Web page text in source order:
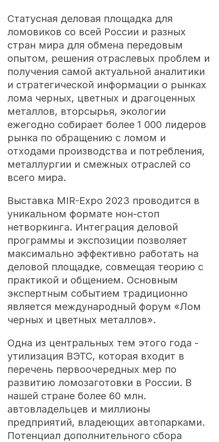
Статусная деловая площадка для
ломовиков со всей России и разных
стран мира для обмена передовым
опытом, решения отраслевых проблем и
получения самой актуальной аналитики
и стратегической информации о рынках
лома черных, цветных и драгоценных
металлов, вторсырья, экологии
ежегодно собирает более 1 000 лидеров
рынка по обращению с ломом и
отходами производства и потребления,
металлургии и смежных отраслей со
всего мира.
Выставка MIR-Expo 2023 проводится в
уникальном формате нон-стоп
нетворкинга. Интеграция деловой
программы и экспозиции позволяет
максимально эффективно работать на
деловой площадке, совмещая теорию с
практикой и общением. Основным
экспертным событием традиционно
является международный форум «Лом
черных и цветных металлов».
Одна из центральных тем этого года -
утилизация ВЭТС, которая входит в
перечень первоочередных мер по
развитию ломозаготовки в России. В
нашей стране более 60 млн.
автовладельцев и миллионы
предприятий, владеющих автопарками.
Потенциал дополнительного сбора